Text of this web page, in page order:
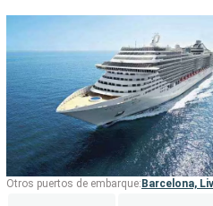
Otros puertos de embarque: Barcelona,